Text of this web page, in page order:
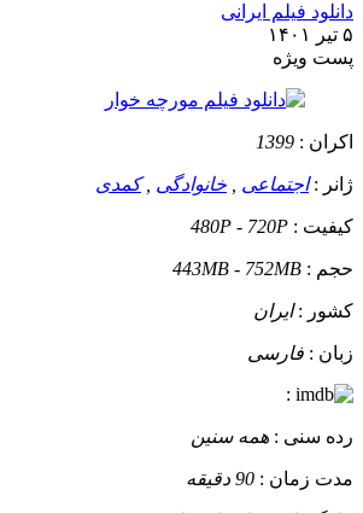
دانلود فیلم ایرانی
۵ تیر ۱۴۰۱
پست ويژه
اکران : 1399
ژانر :اجتماعی خانوادگی ,کمدی
کیفیت : 480P - 720P
حجم : 443MB - 752MB
کشور :ایران
زبان : فارسی
:
رده سنی : همه سنین
مدت زمان : 90 دقیقه